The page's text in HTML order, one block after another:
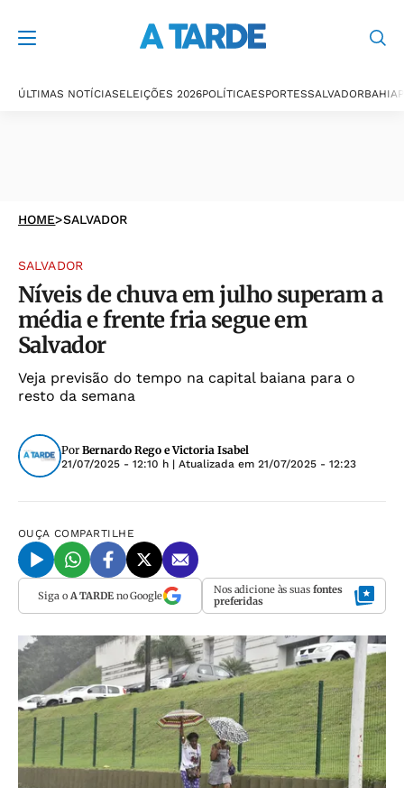
ÚLTIMAS NOTÍCIASELEIÇÕES 2026POLÍTICAESPORTESSALVADORBAHIA
HOME>SALVADOR
SALVADOR
Níveis de chuva em julho superam a
média e frente fria segue em
Salvador
Veja previsão do tempo na capital baiana para o
resto da semana
Por Bernardo Rego e Victoria Isabel
21/07/2025 - 12:10 h | Atualizada em 21/07/2025 - 12:23
OUÇA COMPARTILHE
Siga o A TARDEno Google Nos adicione às suas fontes
preferidas